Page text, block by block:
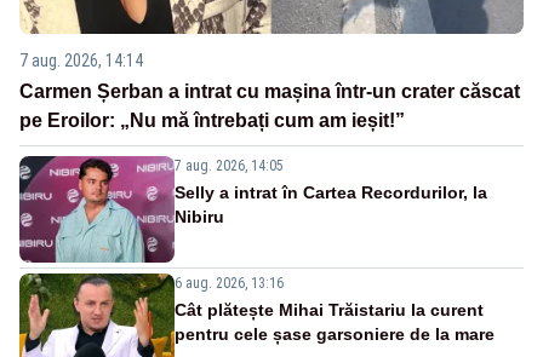
7 aug. 2026, 14:14
Carmen Șerban a intrat cu mașina într-un crater căscat
pe Eroilor: „Nu mă întrebați cum am ieșit!”
7 aug. 2026, 14:05
Selly a intrat în Cartea Recordurilor, la
Nibiru
6 aug. 2026, 13:16
Cât plătește Mihai Trăistariu la curent
pentru cele șase garsoniere de la mare